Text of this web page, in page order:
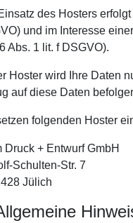
des Hosters
und im Interesse
Abs. 1 lit. f DSGVO).
Hoster wird Ihre Daten
auf diese Daten
folgenden Hoster
Druck + Entwurf GmbH
Schulten-Str. 7
Jülich